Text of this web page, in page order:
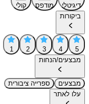
דיגיטלי מודפס
קולי
ביקורות
5
4
3
2
1
מבצעים/הנחות
מבצעים
ספרייה ציבורית
עלו לאתר